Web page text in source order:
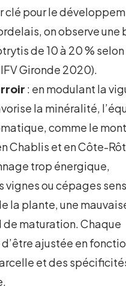
clé pour le
on observe une
de 10 à 20 %
Gironde 2020).
: en modulant la
la minéralité,
comme le
Chablis et en Côte-
trop énergique,
vignes ou cépages
la plante, une
maturation. Chaque
ajustée en
et des